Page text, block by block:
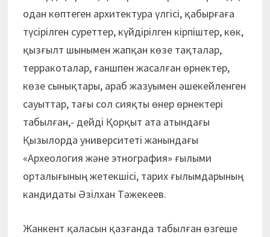
одан көптеген архитектура үлгісі, қабырғаға
түсірілген суреттер, күйдірілген кірпіштер, көк,
қызғылт шынымен жапқан көзе тақталар,
терракоталар, ғаншпен жасалған өрнектер,
көзе сынықтары, араб жазуымен әшекейленген
сауыттар, тағы сол сияқты өнер өрнектері
табылған,- дейді Қорқыт ата атындағы
Қызылорда университеті жанындағы
«Археология және этнография» ғылыми
орталығының жетекшісі, тарих ғылымдарының
кандидаты Әзілхан Тәжекеев.
Жанкент қаласын қазғанда табылған өзгеше